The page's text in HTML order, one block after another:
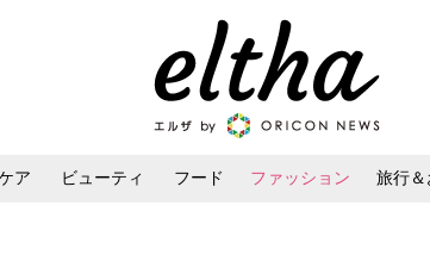
ア ビューティ フード ファッション 旅行＆